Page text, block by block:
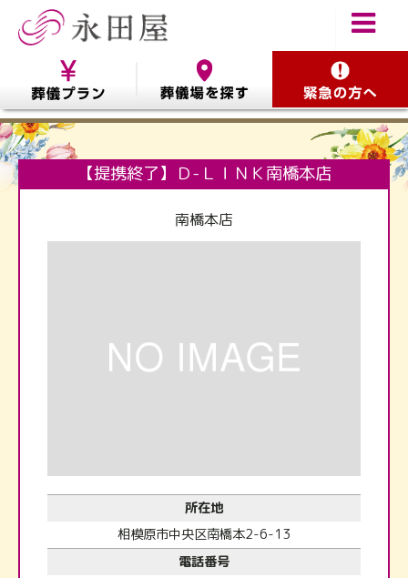
【提携終了】Ｄ-ＬＩＮＫ南橋本店
南橋本店
所在地
相模原市中央区南橋本2-6-13
電話番号